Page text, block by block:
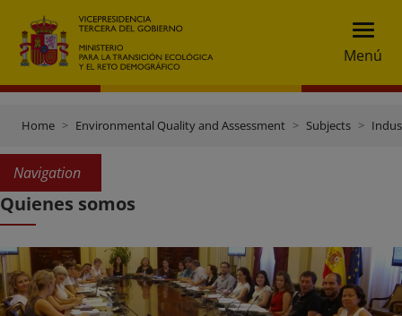
Menú
Home Environmental Quality and Assessment Subjects
Navigation
Quienes somos